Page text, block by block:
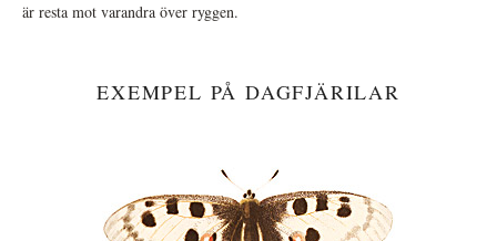
är resta mot varandra över ryggen.
EXEMPEL PÅ DAGFJÄRILAR